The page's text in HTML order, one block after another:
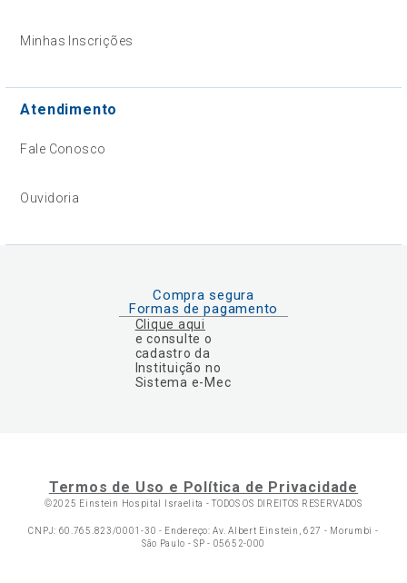
Minhas Inscrições
Atendimento
Fale Conosco
Ouvidoria
Compra segura
Formas de pagamento
Clique aqui
e consulte o
cadastro da
Instituição no
Sistema e-Mec
Termos de Uso e Política de Privacidade
©2025 Einstein Hospital Israelita -TODOS OS DIREITOS RESERVADOS
CNPJ: 60.765.823/0001-30 - Endereço: Av. Albert Einstein, 627 - Morumbi -
São Paulo - SP - 05652-000